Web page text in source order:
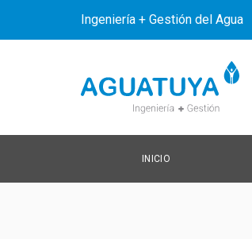
Ingeniería + Gestión del Agua
INICIO